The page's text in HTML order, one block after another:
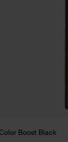
Boost Black